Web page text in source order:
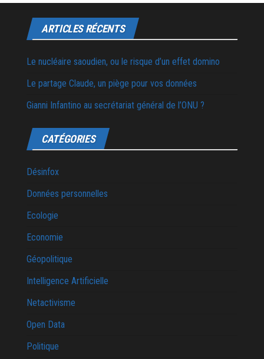
ARTICLES RÉCENTS
Le nucléaire saoudien, ou le risque d’un effet domino
Le partage Claude, un piège pour vos données
Gianni Infantino au secrétariat général de l’ONU ?
CATÉGORIES
Désinfox
Données personnelles
Ecologie
Economie
Géopolitique
Intelligence Artificielle
Netactivisme
Open Data
Politique